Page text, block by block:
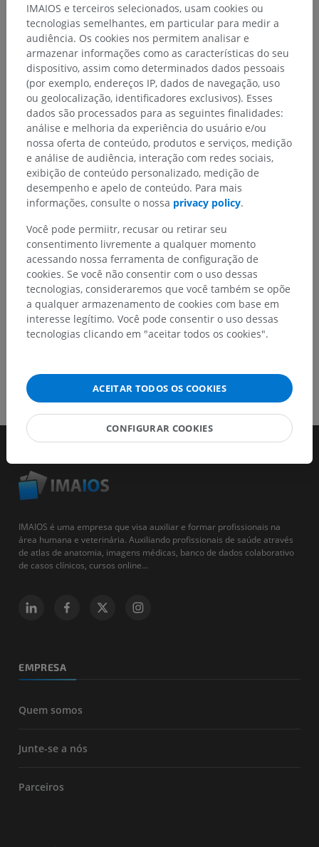
Neuroanatomia humana
Traduções
Encontrou um erro?
Não hesite em nos sugerir uma correção, tradução ou
melhora de conteúdo.
Relatar um problema
BAIXE O APLICATIVO
IMAIOS é uma empresa que visa auxiliar e formar profissionais na
área humana e veterinária. Auxiliando profissionais de saúde através
de atlas de anatomia, imagens médicas, banco de dados colaborativo
de casos clínicos, cursos online...
EMPRESA
Quem somos
Junte-se a nós
Parceiros
IMAIOS e terceiros selecionados, usam cookies ou
tecnologias semelhantes, em particular para medir a
audiência. Os cookies nos permitem analisar e
armazenar informações como as características do seu
dispositivo, assim como determinados dados pessoais
(por exemplo, endereços IP, dados de navegação, uso
ou geolocalização, identificadores exclusivos). Esses
dados são processados para as seguintes finalidades:
análise e melhoria da experiência do usuário e/ou
nossa oferta de conteúdo, produtos e serviços, medição
e análise de audiência, interação com redes sociais,
exibição de conteúdo personalizado, medição de
desempenho e apelo de conteúdo. Para mais
informações, consulte o nossa privacy policy.
Você pode permiitr, recusar ou retirar seu
consentimento livremente a qualquer momento
acessando nossa ferramenta de configuração de
cookies. Se você não consentir com o uso dessas
tecnologias, consideraremos que você também se opõe
a qualquer armazenamento de cookies com base em
interesse legítimo. Você pode consentir o uso dessas
tecnologias clicando em "aceitar todos os cookies".
ACEITAR TODOS OS COOKIES
CONFIGURAR COOKIES